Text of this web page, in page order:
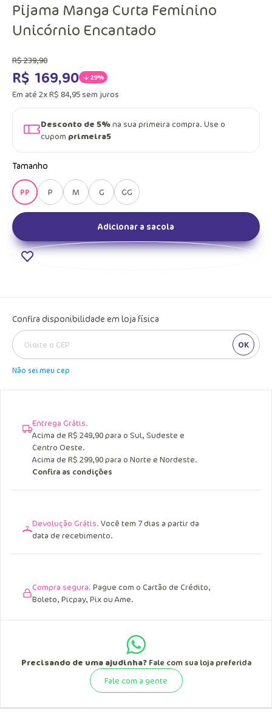
Pijama Manga Curta Feminino
Unicórnio Encantado
R$239,90
R$ 169,90 29%
Em até 2xR$ 84,95 sem juros
Desconto de 5%na sua primeira compra. Use o
cupom primeira5
Tamanho
PP P M G GG
Adicionar a sacola
Confira disponibilidade em loja física
Entrega Grátis.
Acima de R$ 249,90 para o Sul, Sudeste e
Centro Oeste.
Precisando de uma ajudinha?Fale com sua loja preferida